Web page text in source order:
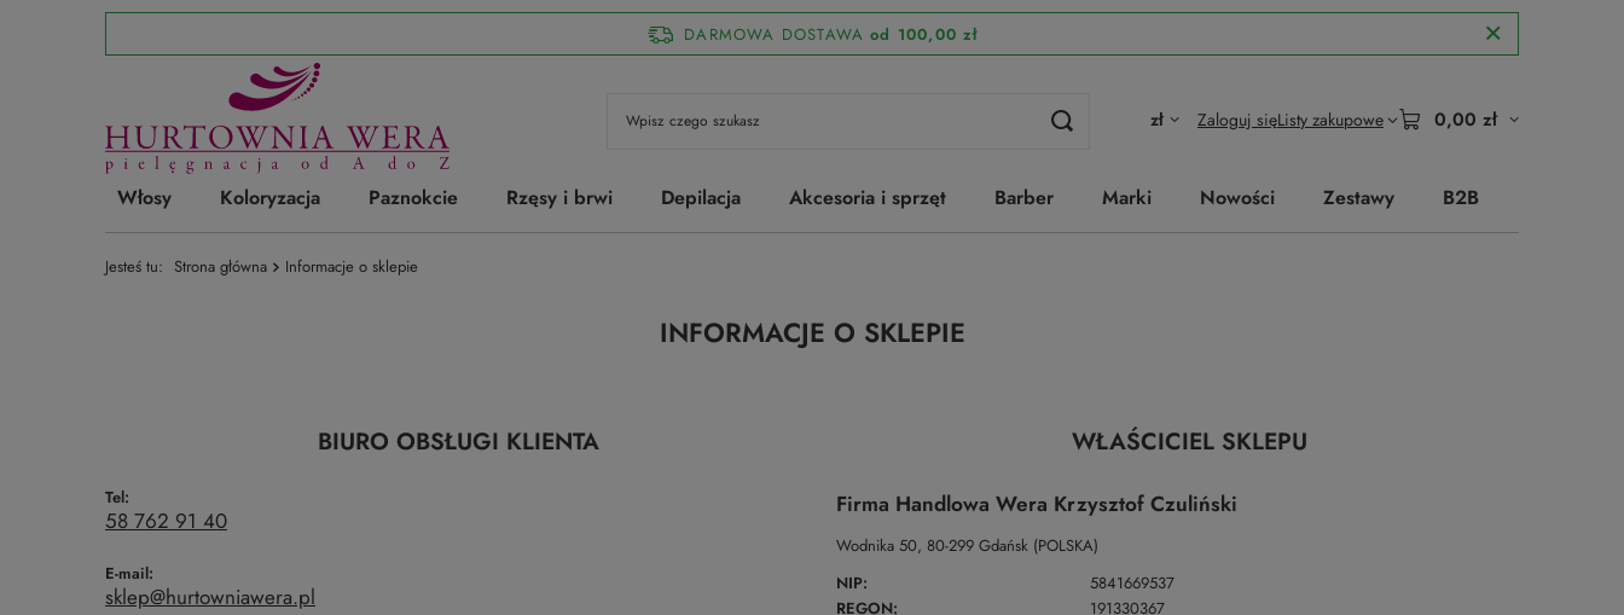
DARMOWA DOSTAWA od 100,00 zł
zł Zaloguj sięListy zakupowe 0,00 zł
Włosy Koloryzacja Paznokcie Rzęsy i brwi Depilacja Akcesoria i sprzęt Barber Marki Nowości Zestawy B2B
Jesteś tu: Strona główna Informacje o sklepie
INFORMACJE O SKLEPIE
BIURO OBSŁUGI KLIENTA
Tel:
58 762 91 40
E-mail:
sklep@hurtowniawera.pl
WŁAŚCICIEL SKLEPU
Firma Handlowa Wera Krzysztof Czuliński
Wodnika 50, 80-299 Gdańsk (POLSKA)
NIP:
5841669537
REGON:
191330367